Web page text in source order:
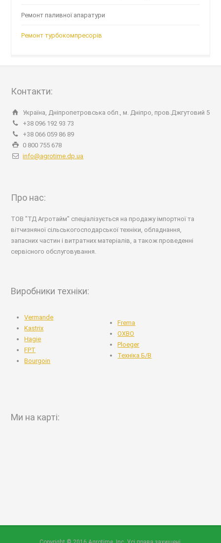
Ремонт паливної апаратури
Ремонт турбокомпресорів
Контакти:
Україна, Дніпропетровська обл., м. Дніпро, пров.Джгутовий 5
+38 096 192 93 73
+38 066 059 86 89
0 800 755 678
info@agrotime.dp.ua
Про нас:
ТОВ "ТД Агротайм" спеціалізується на продажу імпортної та
вітчизняної сільськогосподарської техніки, обладнання,
запасних частин і витратних матеріалів, а також проведенні
сервісного обслуговування.
Виробники техніки:
Vermande
Kastrix
Hagie
FPT
Bourgoin
Frema
OXBO
Ploeger
Техніка Б/В
Ми на карті: